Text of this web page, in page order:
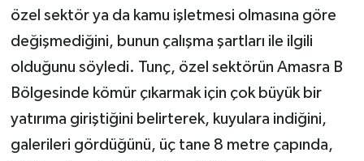
özel sektör ya da kamu işletmesi olmasına göre
değişmediğini, bunun çalışma şartları ile ilgili
olduğunu söyledi. Tunç, özel sektörün Amasra B
Bölgesinde kömür çıkarmak için çok büyük bir
yatırıma giriştiğini belirterek, kuyulara indiğini,
galerileri gördüğünü, üç tane 8 metre çapında,